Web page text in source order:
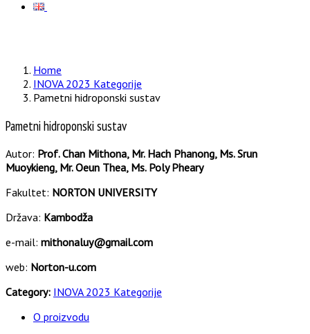
Home
INOVA 2023 Kategorije
Pametni hidroponski sustav
Pametni hidroponski sustav
Autor: Prof. Chan Mithona, Mr. Hach Phanong, Ms. Srun
Muoykieng, Mr. Oeun Thea, Ms. Poly Pheary
Fakultet: NORTON UNIVERSITY
Država: Kambodža
e-mail: mithonaluy@gmail.com
web: Norton-u.com
Category: INOVA 2023 Kategorije
O proizvodu